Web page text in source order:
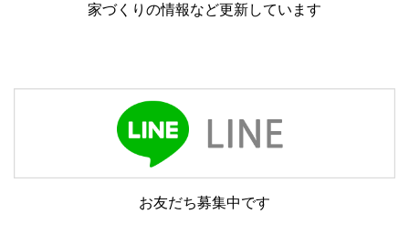
家づくりの情報など更新しています
お友だち募集中です